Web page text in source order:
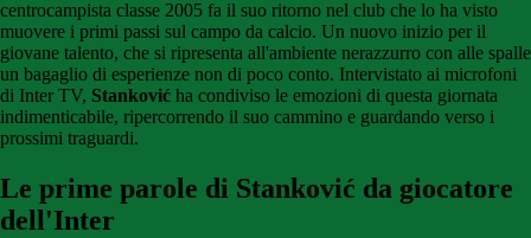
centrocampista classe 2005 fa il suo ritorno nel club che lo ha visto
muovere i primi passi sul campo da calcio. Un nuovo inizio per il
giovane talento, che si ripresenta all'ambiente nerazzurro con alle spalle
un bagaglio di esperienze non di poco conto. Intervistato ai microfoni
di Inter TV, Stanković ha condiviso le emozioni di questa giornata
indimenticabile, ripercorrendo il suo cammino e guardando verso i
prossimi traguardi.
Le prime parole di Stanković da giocatore
dell'Inter